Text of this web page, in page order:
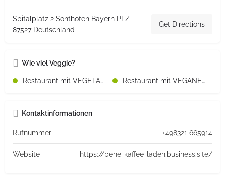
Spitalplatz 2 Sonthofen Bayern PLZ
87527 Deutschland
Get Directions
Wie viel Veggie?
Restaurant mit VEGETARISCHEN Speisen Restaurant mit VEGANEN Speisen
Kontaktinformationen
Rufnummer +498321 665914
Website https://bene-kaffee-laden.business.site/